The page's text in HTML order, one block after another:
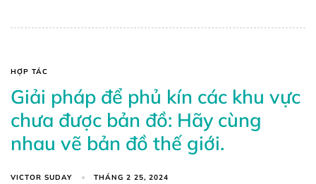
HỢP TÁC
Giải pháp để phủ kín các khu vực
chưa được bản đồ: Hãy cùng
nhau vẽ bản đồ thế giới.
VICTOR SUDAY THÁNG 2 25, 2024